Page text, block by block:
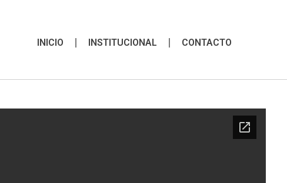
INICIO INSTITUCIONAL CONTACTO